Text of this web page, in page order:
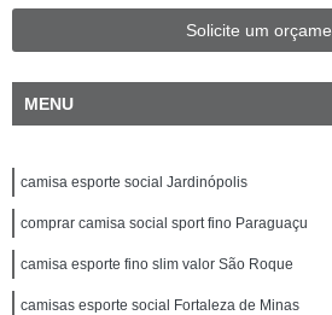
Solicite um
MENU
camisa esporte social Jardinópolis
comprar camisa social sport fino Paraguaçu
camisa esporte fino slim valor São Roque
camisas esporte social Fortaleza de Minas